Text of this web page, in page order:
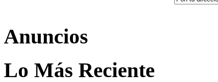
Anuncios
Lo Más Reciente